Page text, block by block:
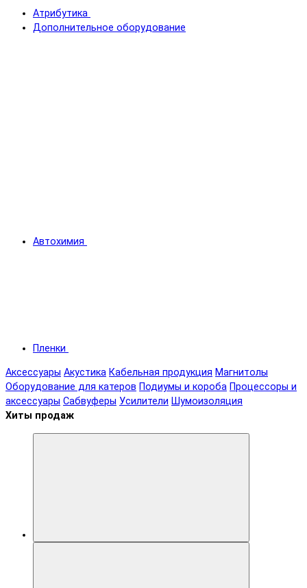
Атрибутика
Дополнительное оборудование
Автохимия
Пленки
Аксессуары Акустика Кабельная продукция Магнитолы
Оборудование для катеров Подиумы и короба Процессоры и
аксессуары Сабвуферы Усилители Шумоизоляция
Хиты продаж